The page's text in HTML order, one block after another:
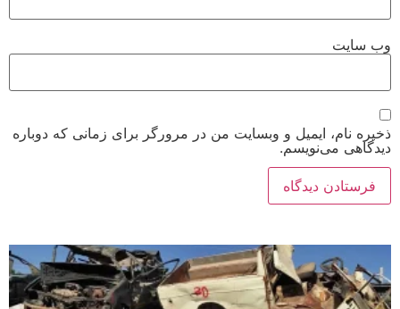
وب‌ سایت
ذخیره نام، ایمیل و وبسایت من در مرورگر برای زمانی که دوباره
دیدگاهی می‌نویسم.